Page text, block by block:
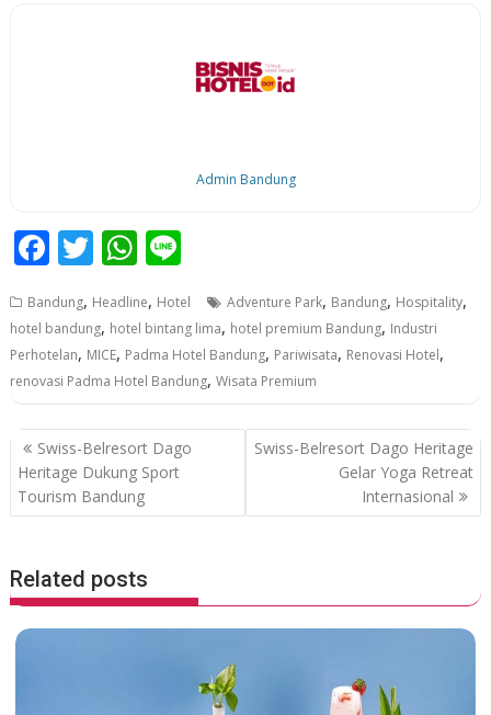
Admin Bandung
F
e
b
o
o
k
T
itt
er
W
at
s
A
p
p
e
Bandung, Headline, Hotel Adventure Park, Bandung, Hospitality,
hotel bandung, hotel bintang lima, hotel premium Bandung, Industri
Perhotelan, MICE, Padma Hotel Bandung, Pariwisata, Renovasi Hotel,
renovasi Padma Hotel Bandung,Wisata Premium
P
o
s
n
a
i
Swiss-Belresort Dago
Heritage Dukung Sport
Tourism Bandung
Swiss-Belresort Dago Heritage
Gelar Yoga Retreat
Internasional
Related posts